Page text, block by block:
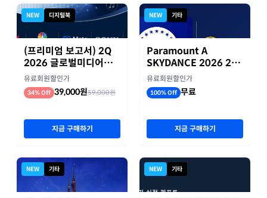
NEW 디지털북
(프리미엄 보고서) 2Q
2026 글로벌미디어기
업 실적 종합 보고서
유료회원할인가
34% Off 39,000원59,000원
지금 구매하기
NEW 기타
NEW 기타
Paramount A
SKYDANCE 2026 2분
기 실적
유료회원할인가
100% Off 무료
지금 구매하기
NEW 기타